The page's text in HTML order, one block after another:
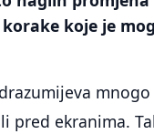
koje je
pred ekranima.